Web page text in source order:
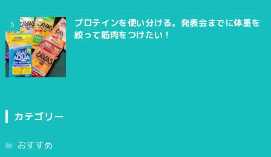
プロテインを使い分ける。発表会までに体重を
絞って筋肉をつけたい！
カテゴリー
おすすめ